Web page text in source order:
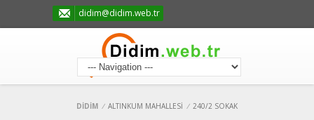
didim@didim.web.tr
DİDİM / ALTINKUM MAHALLESİ / 240/2 SOKAK